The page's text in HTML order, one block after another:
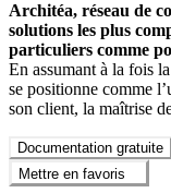
Architéa, réseau de
solutions les plus
particuliers comme
En assumant à la fois
se positionne comme
son client, la maîtrise
Documentation gratuite
Mettre en favoris